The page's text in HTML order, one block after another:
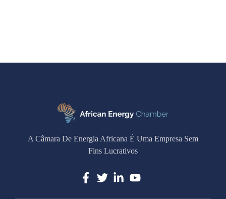
A Câmara De Energia Africana É Uma Empresa Sem
Fins Lucrativos